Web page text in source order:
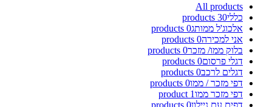
All products
כללי30
products
אלכוג'ל ממותג0
products
אני למכירה0
products
בלוק ממו/ מזכר0
products
דגלי פרסום0
products
דגלים לרכב0
products
דפי מזכר / ממו0
products
דפי מזכר ממו1
product
דפים עם ניילון0
products